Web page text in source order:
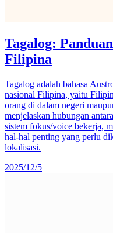
Tagalog:
Filipina
Tagalog adalah bahasa
nasional Filipina, yaitu
orang di dalam negeri
menjelaskan hubungan
sistem fokus/voice bekerja,
hal-hal penting yang perlu
lokalisasi.
2025/12/5